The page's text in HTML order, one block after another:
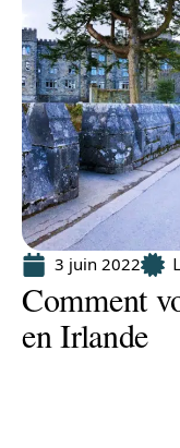
3 juin 2022
Comment
en Irlande